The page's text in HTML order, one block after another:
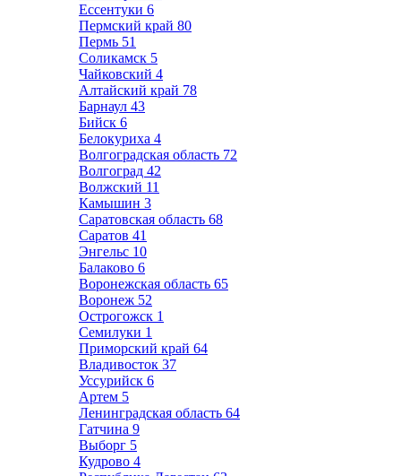
Ессентуки 6
Пермский край 80
Пермь 51
Соликамск 5
Чайковский 4
Алтайский край 78
Барнаул 43
Бийск 6
Белокуриха 4
Волгоградская область 72
Волгоград 42
Волжский 11
Камышин 3
Саратовская область 68
Саратов 41
Энгельс 10
Балаково 6
Воронежская область 65
Воронеж 52
Острогожск 1
Семилуки 1
Приморский край 64
Владивосток 37
Уссурийск 6
Артем 5
Ленинградская область 64
Гатчина 9
Выборг 5
Кудрово 4